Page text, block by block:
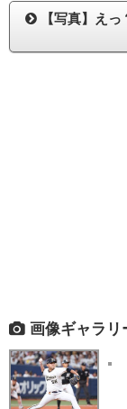
【写真】え
画像ギャラリ